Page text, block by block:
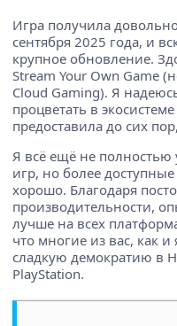
Игра получила
сентября 2025 года, и
крупное обновление.
Stream Your Own Game
Cloud Gaming). Я
процветать в
предоставила до сих
Я всё ещё не
игр, но более
хорошо. Благодаря
производительности,
лучше на всех
что многие из вас, как
сладкую демократию в
PlayStation.